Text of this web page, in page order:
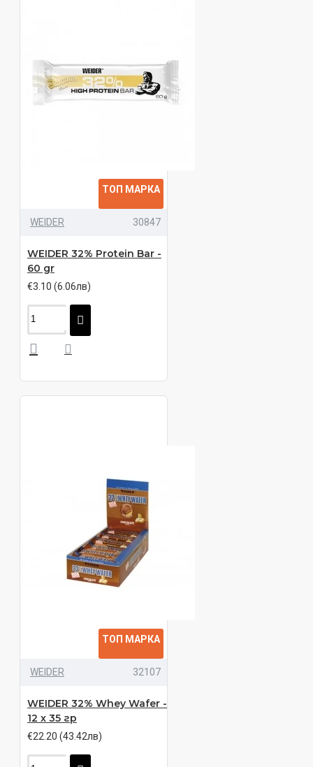
ТОП МАРКА
WEIDER 30847
WEIDER 32% Protein Bar -
60 gr
€3.10 (6.06лв)
ТОП МАРКА
WEIDER 32107
WEIDER 32% Whey Wafer -
12 x 35 гр
€22.20 (43.42лв)